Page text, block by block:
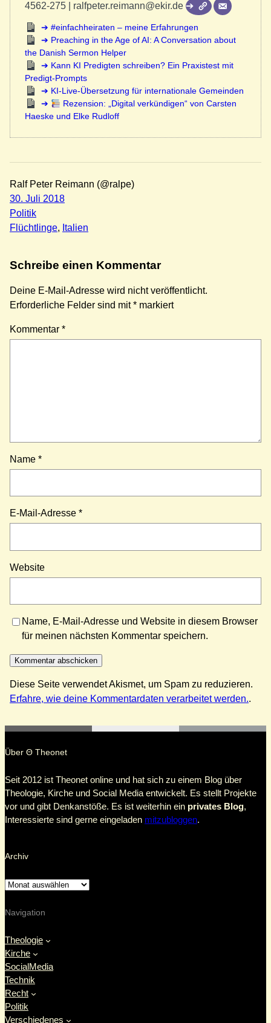
4562-275 | ralfpeter.reimann@ekir.de
#einfachheiraten – meine Erfahrungen
Preaching in the Age of AI: A Conversation about
the Danish Sermon Helper
Kann KI Predigten schreiben? Ein Praxistest mit
Predigt-Prompts
KI-Live-Übersetzung für internationale Gemeinden
Rezension: „Digital verkündigen“ von Carsten
Haeske und Elke Rudloff
Ralf Peter Reimann (@ralpe)
30. Juli 2018
Politik
Flüchtlinge, Italien
Schreibe einen Kommentar
Deine E-Mail-Adresse wird nicht veröffentlicht.
Erforderliche Felder sind mit* markiert
Kommentar *
Name *
E-Mail-Adresse *
Website
Name, E-Mail-Adresse und Website in diesem Browser
für meinen nächsten Kommentar speichern.
Diese Seite verwendet Akismet, um Spam zu reduzieren.
Erfahre, wie deine Kommentardaten verarbeitet werden..
Über Θ Theonet
Seit 2012 ist Theonet online und hat sich zu einem Blog über
Theologie, Kirche und Social Media entwickelt. Es stellt Projekte
vor und gibt Denkanstöße. Es ist weiterhin ein privates Blog,
Interessierte sind gerne eingeladen mitzubloggen.
Archiv
Navigation
Theologie
Kirche
SocialMedia
Technik
Recht
Politik
Verschiedenes